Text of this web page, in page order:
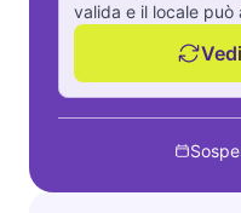
valida e il locale